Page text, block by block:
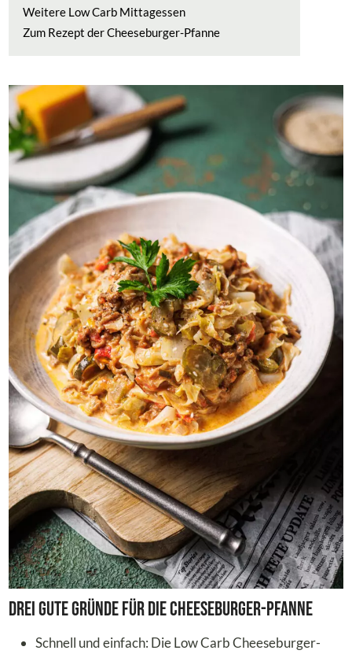
Weitere Low Carb Mittagessen
Zum Rezept der Cheeseburger-Pfanne
Drei gute Gründe für die Cheeseburger-Pfanne
Schnell und einfach: Die Low Carb Cheeseburger-